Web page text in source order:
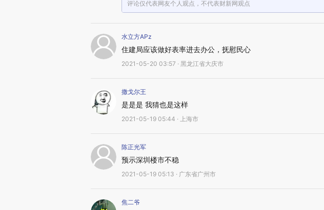
评论仅代表网友个人观点，不代表财新网观点
水立方APz
住建局应该做好表率进去办公，抚慰民心
2021-05-20 03:57 · 黑龙江省大庆市
撒戈尔王
是是是 我猜也是这样
2021-05-19 05:44 · 上海市
陈正光军
预示深圳楼市不稳
2021-05-19 05:13 · 广东省广州市
焦二爷